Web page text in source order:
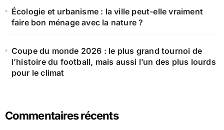
Écologie et urbanisme : la ville peut-elle vraiment
faire bon ménage avec la nature ?
Coupe du monde 2026 : le plus grand tournoi de
l’histoire du football, mais aussi l’un des plus lourds
pour le climat
Commentaires récents